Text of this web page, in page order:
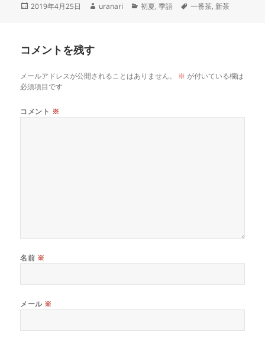
投
2019年4月25日
作
uranari
カ
初夏,季語
タ
一番茶, 新茶
コメントを残す
メールアドレスが公開されることはありません。 ※ が付いている欄は
必須項目です
コメント ※
名前 ※
メール ※